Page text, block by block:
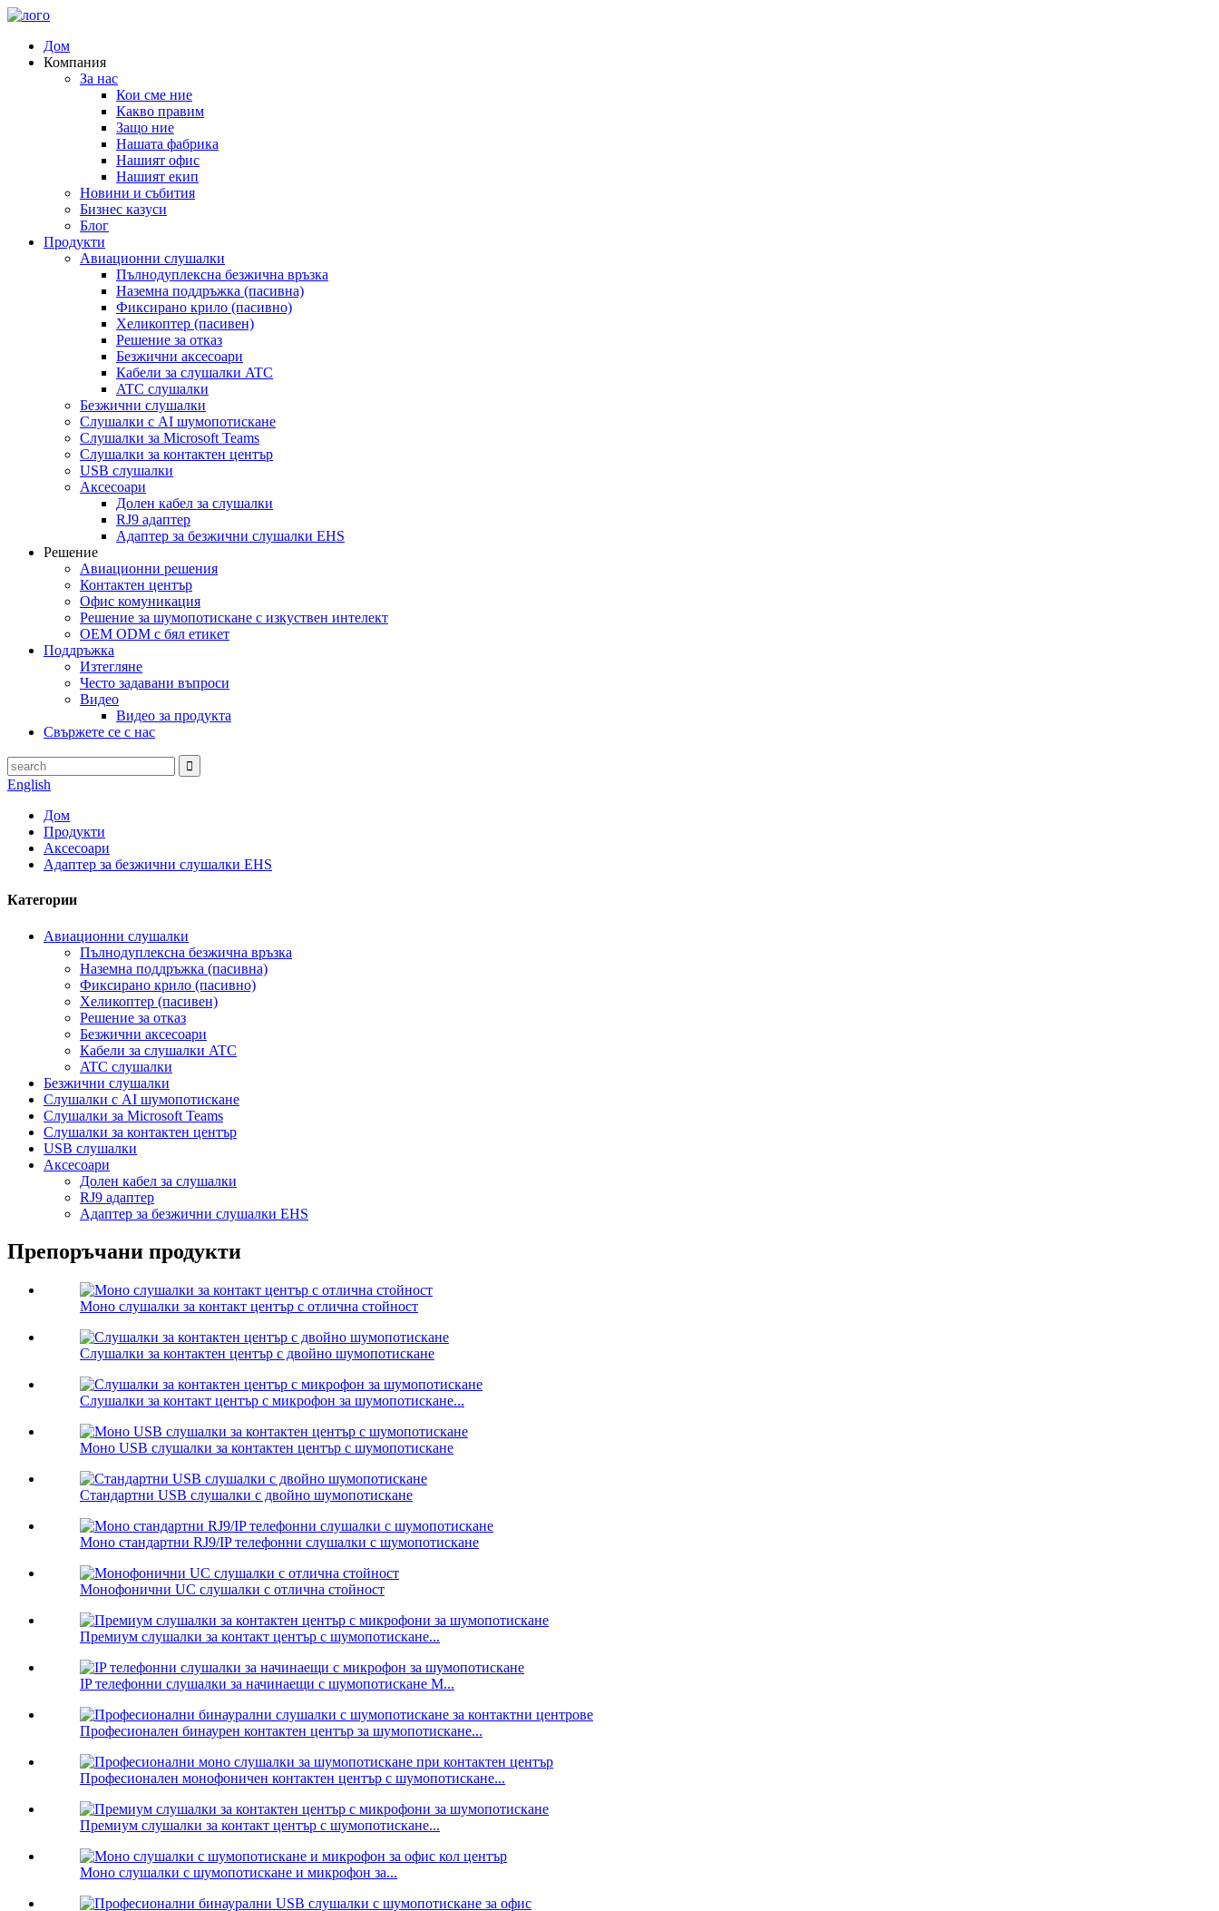
Дом
Компания
За нас
Кои сме ние
Какво правим
Защо ние
Нашата фабрика
Нашият офис
Нашият екип
Новини и събития
Бизнес казуси
Блог
Продукти
Авиационни слушалки
Пълнодуплексна безжична връзка
Наземна поддръжка (пасивна)
Фиксирано крило (пасивно)
Хеликоптер (пасивен)
Решение за отказ
Безжични аксесоари
Кабели за слушалки ATC
ATC слушалки
Безжични слушалки
Слушалки с AI шумопотискане
Слушалки за Microsoft Teams
Слушалки за контактен център
USB слушалки
Аксесоари
Долен кабел за слушалки
RJ9 адаптер
Адаптер за безжични слушалки EHS
Решение
Авиационни решения
Контактен център
Офис комуникация
Решение за шумопотискане с изкуствен интелект
OEM ODM с бял етикет
Поддръжка
Изтегляне
Често задавани въпроси
Видео
Видео за продукта
Свържете се с нас
English
Дом
Продукти
Аксесоари
Адаптер за безжични слушалки EHS
Категории
Авиационни слушалки
Пълнодуплексна безжична връзка
Наземна поддръжка (пасивна)
Фиксирано крило (пасивно)
Хеликоптер (пасивен)
Решение за отказ
Безжични аксесоари
Кабели за слушалки ATC
ATC слушалки
Безжични слушалки
Слушалки с AI шумопотискане
Слушалки за Microsoft Teams
Слушалки за контактен център
USB слушалки
Аксесоари
Долен кабел за слушалки
RJ9 адаптер
Адаптер за безжични слушалки EHS
Препоръчани продукти
Моно слушалки за контакт център с отлична стойност
Слушалки за контактен център с двойно шумопотискане
Слушалки за контакт център с микрофон за шумопотискане...
Моно USB слушалки за контактен център с шумопотискане
Стандартни USB слушалки с двойно шумопотискане
Моно стандартни RJ9/IP телефонни слушалки с шумопотискане
Монофонични UC слушалки с отлична стойност
Премиум слушалки за контакт център с шумопотискане...
IP телефонни слушалки за начинаещи с шумопотискане M...
Професионален бинаурен контактен център за шумопотискане...
Професионален монофоничен контактен център с шумопотискане...
Премиум слушалки за контакт център с шумопотискане...
Моно слушалки с шумопотискане и микрофон за...